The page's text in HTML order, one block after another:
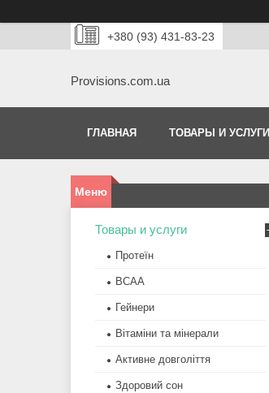
+380 (93) 431-83-23
Provisions.com.ua
ГЛАВНАЯ ТОВАРЫ И УСЛУГИ
Товары и услуги
Протеїн
BCAA
Гейнери
Вітаміни та мінерали
Активне довголіття
Здоровий сон